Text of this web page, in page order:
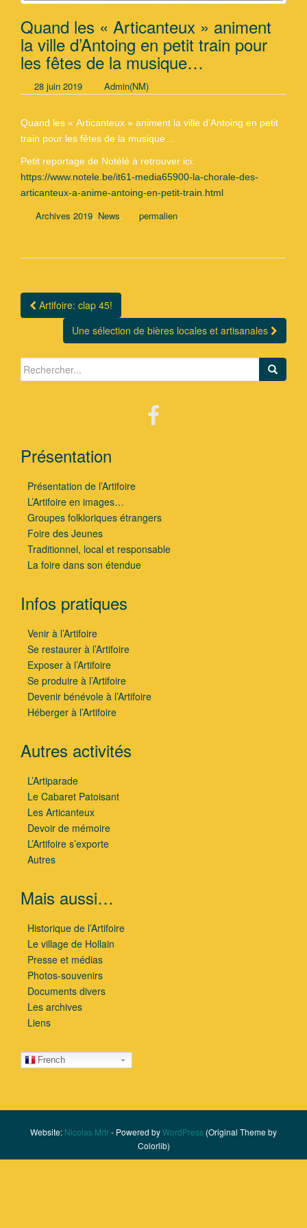
Quand les « Articanteux » animent
la ville d’Antoing en petit train pour
les fêtes de la musique…
28 juin 2019 Admin(NM)
Quand les « Articanteux » animent la ville d’Antoing en petit
train pour les fêtes de la musique…
Petit reportage de Notélé à retrouver ici:
https://www.notele.be/it61-media65900-la-chorale-des-
articanteux-a-anime-antoing-en-petit-train.html
Archives 2019, News. permalien.
Navigation Article
Artifoire: clap 45!
Une sélection de bières locales et artisanales
Search for:
Présentation
Présentation de l’Artifoire
L’Artifoire en images…
Groupes folkloriques étrangers
Foire des Jeunes
Traditionnel, local et responsable
La foire dans son étendue
Infos pratiques
Venir à l’Artifoire
Se restaurer à l’Artifoire
Exposer à l’Artifoire
Se produire à l’Artifoire
Devenir bénévole à l’Artifoire
Héberger à l’Artifoire
Autres activités
L’Artiparade
Le Cabaret Patoisant
Les Articanteux
Devoir de mémoire
L’Artifoire s’exporte
Autres
Mais aussi…
Historique de l’Artifoire
Le village de Hollain
Presse et médias
Photos-souvenirs
Documents divers
Les archives
Liens
French
Website: Nicolas Mrtr- Powered byWordPress (Original Theme by
Colorlib)